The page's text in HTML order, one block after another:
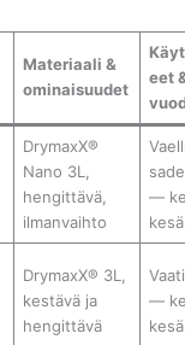
Materiaali &
ominaisuudet
eet
DrymaxX®
Nano 3L,
hengittävä,
ilmanvaihto
—
DrymaxX® 3L,
kestävä ja
hengittävä
—